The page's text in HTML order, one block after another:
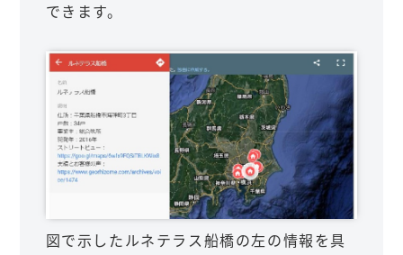
できます。
図で示したルネテラス船橋の左の情報を具